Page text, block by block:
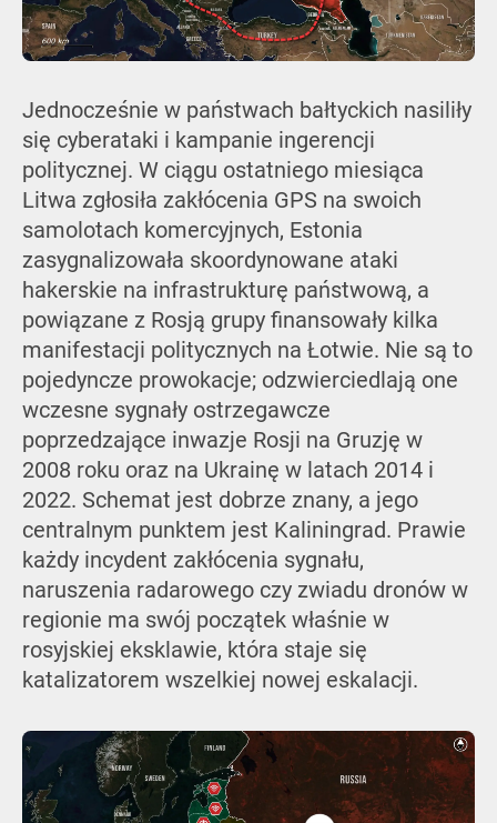
Jednocześnie w państwach bałtyckich nasiliły
się cyberataki i kampanie ingerencji
politycznej. W ciągu ostatniego miesiąca
Litwa zgłosiła zakłócenia GPS na swoich
samolotach komercyjnych, Estonia
zasygnalizowała skoordynowane ataki
hakerskie na infrastrukturę państwową, a
powiązane z Rosją grupy finansowały kilka
manifestacji politycznych na Łotwie. Nie są to
pojedyncze prowokacje; odzwierciedlają one
wczesne sygnały ostrzegawcze
poprzedzające inwazje Rosji na Gruzję w
2008 roku oraz na Ukrainę w latach 2014 i
2022. Schemat jest dobrze znany, a jego
centralnym punktem jest Kaliningrad. Prawie
każdy incydent zakłócenia sygnału,
naruszenia radarowego czy zwiadu dronów w
regionie ma swój początek właśnie w
rosyjskiej eksklawie, która staje się
katalizatorem wszelkiej nowej eskalacji.